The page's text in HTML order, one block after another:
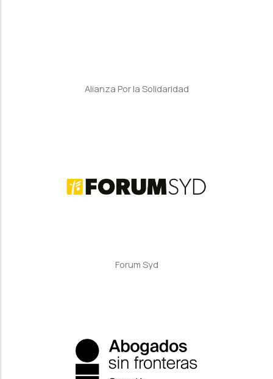
Alianza Por la Solidaridad
Forum Syd